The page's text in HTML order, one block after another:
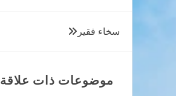
تصفّح
المقالات
سخاء فقير
موضوعات ذات علاقة